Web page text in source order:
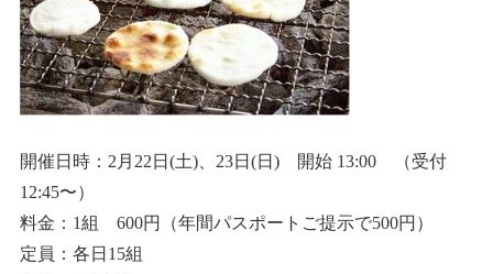
開催日時：2月22日(土)、23日(日) 開始 13:00 （受付
12:45〜）
料金：1組 600円（年間パスポートご提示で500円）
定員：各日15組